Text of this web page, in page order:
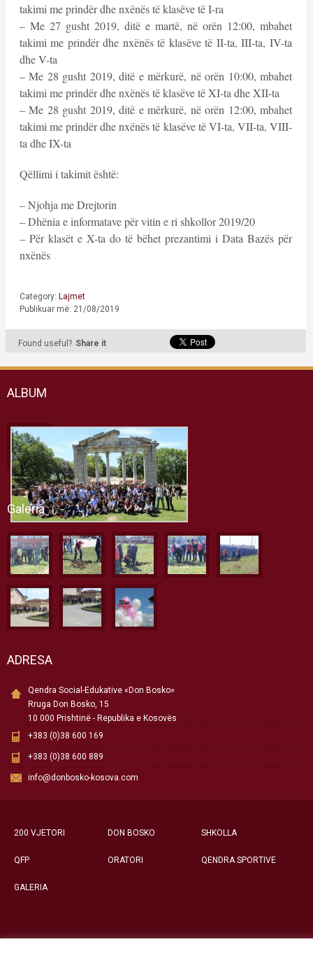
takimi me prindër dhe nxënës të klasëve të I-ra
– Me 27 gusht 2019, ditë e martë, në orën 12:00, mbahet
takimi me prindër dhe nxënës të klasëve të II-ta, III-ta, IV-ta
dhe V-ta
– Me 28 gusht 2019, ditë e mërkurë, në orën 10:00, mbahet
takimi me prindër dhe nxënës të klasëve të XI-ta dhe XII-ta
– Me 28 gusht 2019, ditë e mërkurë, në orën 12:00, mbahet
takimi me prindër dhe nxënës të klasëve të VI-ta, VII-ta, VIII-
ta dhe IX-ta
Qëllimi i takimit është:
– Njohja me Drejtorin
– Dhënia e informatave për vitin e ri shkollor 2019/20
– Për klasët e X-ta do të bëhet prezantimi i Data Bazës për
nxënës
Category: Lajmet
Publikuar më: 21/08/2019
Found useful? Share it
ALBUM
Galeria
ADRESA
Qendra Social-Edukative «Don Bosko»
Rruga Don Bosko, 15
10 000 Prishtinë - Republika e Kosovës
+383 (0)38 600 169
+383 (0)38 600 889
info@donbosko-kosova.com
200 VJETORI DON BOSKO SHKOLLA
QFP ORATORI QENDRA SPORTIVE
GALERIA